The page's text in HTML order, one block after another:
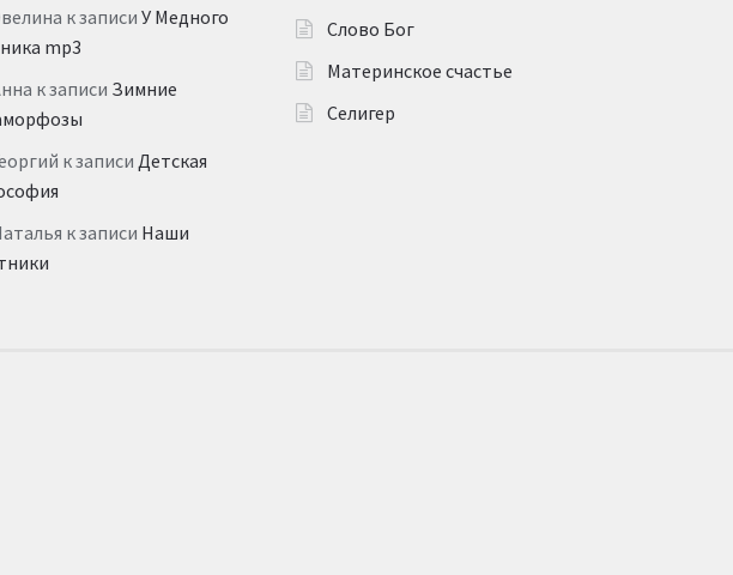
к записи У Медного
mp3
к записи Зимние
к записи Детская
к записи Наши
Слово Бог
Материнское счастье
Селигер